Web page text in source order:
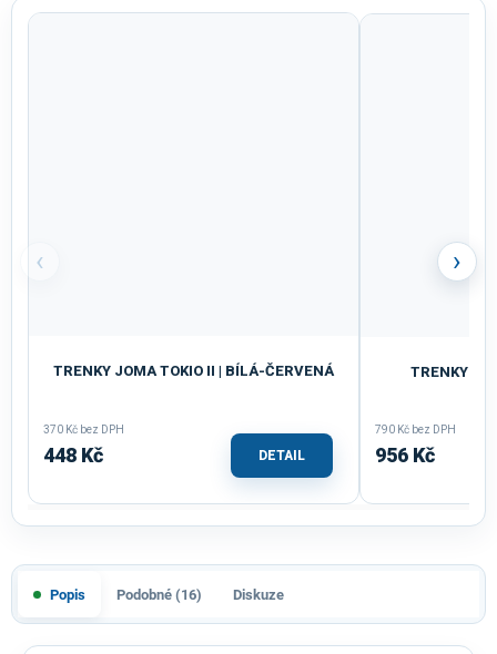
‹
TRENKY JOMA TOKIO II | BÍLÁ-ČERVENÁ
370 Kč bez DPH
448 Kč DETAIL
TRENKY
790 Kč bez DPH
956 Kč
›
Popis Podobné (16) Diskuze